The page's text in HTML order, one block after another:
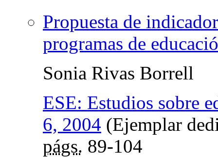
Propuesta de
programas de
Sonia Rivas Borrell
ESE: Estudios sobre
6, 2004 (Ejemplar
págs. 89-104